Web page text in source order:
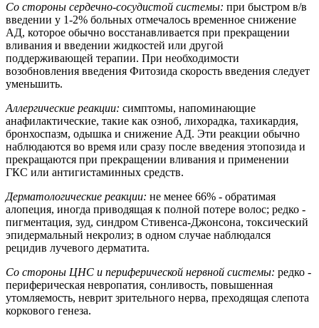
Со стороны сердечно-сосудистой системы: при быстром в/в
введении у 1-2% больных отмечалось временное снижение
АД, которое обычно восстанавливается при прекращении
вливания и введении жидкостей или другой
поддерживающей терапии. При необходимости
возобновления введения Фитозида скорость введения следует
уменьшить.
Аллергические реакции: симптомы, напоминающие
анафилактические, такие как озноб, лихорадка, тахикардия,
бронхоспазм, одышка и снижение АД. Эти реакции обычно
наблюдаются во время или сразу после введения этопозида и
прекращаются при прекращении вливания и применении
ГКС или антигистаминных средств.
Дерматологические реакции: не менее 66% - обратимая
алопеция, иногда приводящая к полной потере волос; редко -
пигментация, зуд, синдром Стивенса-Джонсона, токсический
эпидермальный некролиз; в одном случае наблюдался
рецидив лучевого дерматита.
Со стороны ЦНС и периферической нервной системы: редко -
периферическая невропатия, сонливость, повышенная
утомляемость, неврит зрительного нерва, преходящая слепота
коркового генеза.